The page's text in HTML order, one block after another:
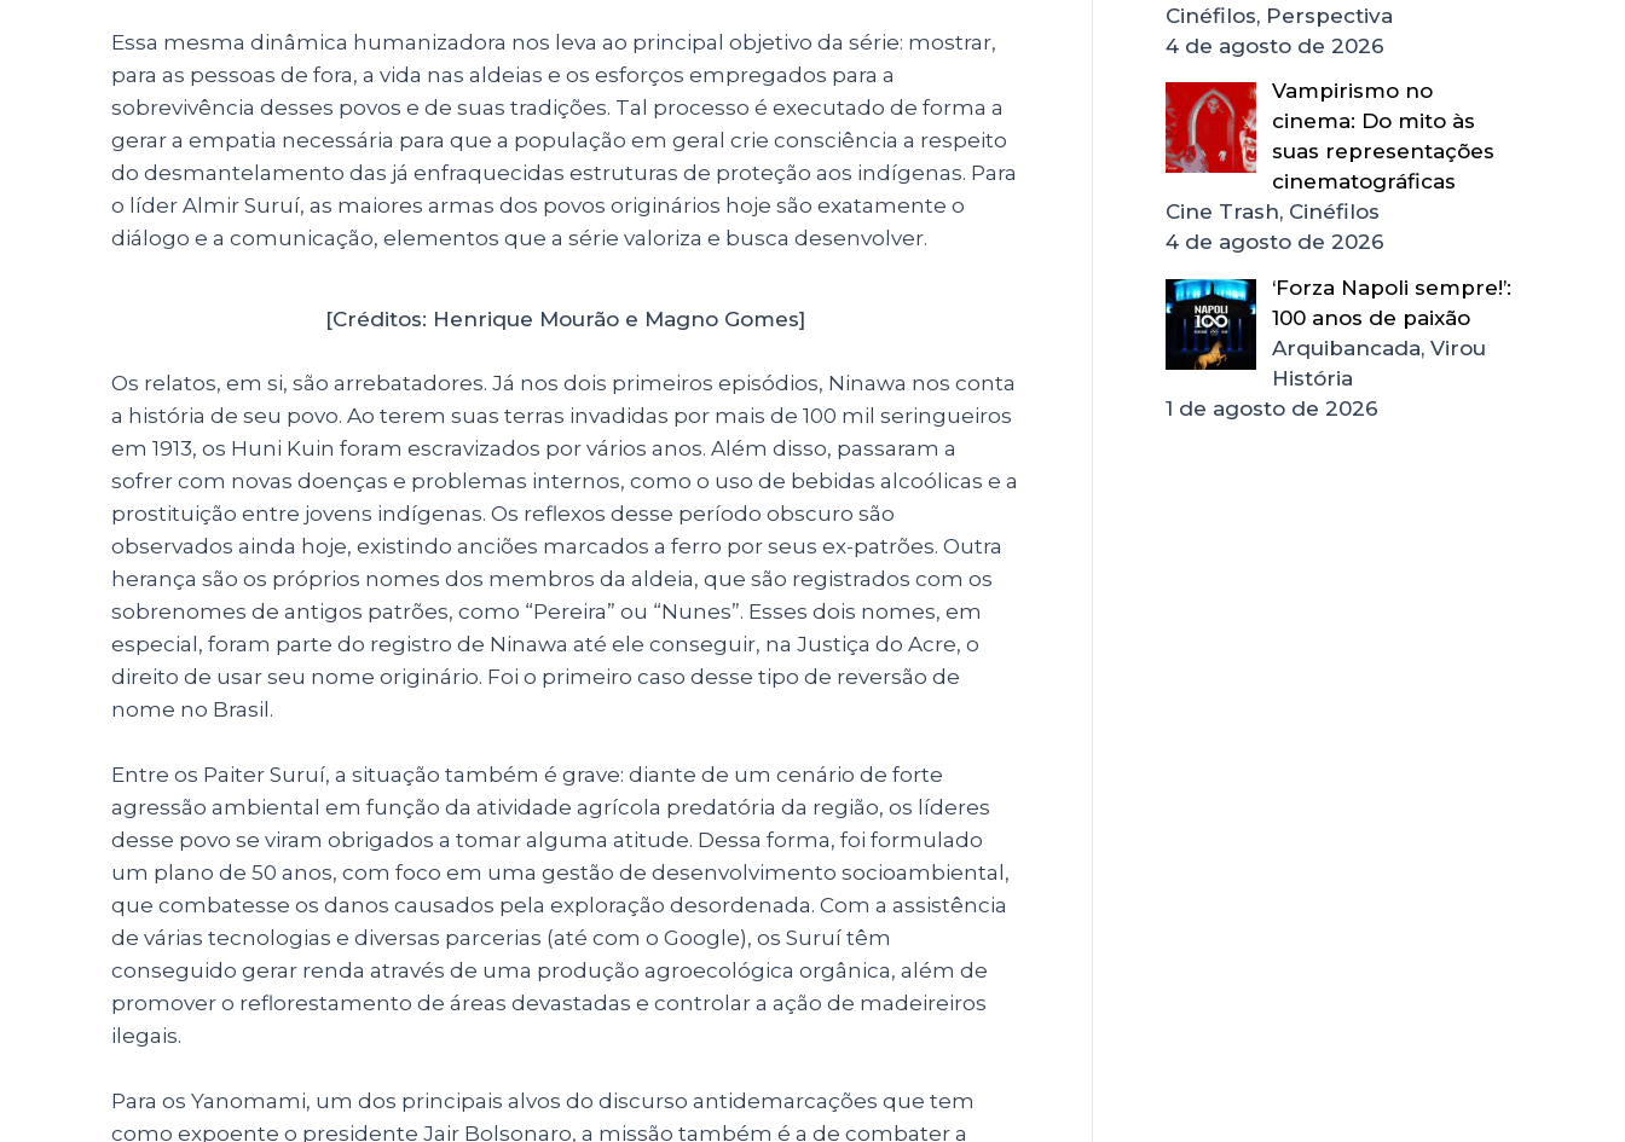
Essa mesma dinâmica humanizadora nos leva ao principal objetivo da série: mostrar,
para as pessoas de fora, a vida nas aldeias e os esforços empregados para a
sobrevivência desses povos e de suas tradições. Tal processo é executado de forma a
gerar a empatia necessária para que a população em geral crie consciência a respeito
do desmantelamento das já enfraquecidas estruturas de proteção aos indígenas. Para
o líder Almir Suruí, as maiores armas dos povos originários hoje são exatamente o
diálogo e a comunicação, elementos que a série valoriza e busca desenvolver.
[Créditos: Henrique Mourão e Magno Gomes]
Os relatos, em si, são arrebatadores. Já nos dois primeiros episódios, Ninawa nos conta
a história de seu povo. Ao terem suas terras invadidas por mais de 100 mil seringueiros
em 1913, os Huni Kuin foram escravizados por vários anos. Além disso, passaram a
sofrer com novas doenças e problemas internos, como o uso de bebidas alcoólicas e a
prostituição entre jovens indígenas. Os reflexos desse período obscuro são
observados ainda hoje, existindo anciões marcados a ferro por seus ex-patrões. Outra
herança são os próprios nomes dos membros da aldeia, que são registrados com os
sobrenomes de antigos patrões, como “Pereira” ou “Nunes”. Esses dois nomes, em
especial, foram parte do registro de Ninawa até ele conseguir, na Justiça do Acre, o
direito de usar seu nome originário. Foi o primeiro caso desse tipo de reversão de
nome no Brasil.
Entre os Paiter Suruí, a situação também é grave: diante de um cenário de forte
agressão ambiental em função da atividade agrícola predatória da região, os líderes
desse povo se viram obrigados a tomar alguma atitude. Dessa forma, foi formulado
um plano de 50 anos, com foco em uma gestão de desenvolvimento socioambiental,
que combatesse os danos causados pela exploração desordenada. Com a assistência
de várias tecnologias e diversas parcerias (até com o Google), os Suruí têm
conseguido gerar renda através de uma produção agroecológica orgânica, além de
promover o reflorestamento de áreas devastadas e controlar a ação de madeireiros
ilegais.
Para os Yanomami, um dos principais alvos do discurso antidemarcações que tem
como expoente o presidente Jair Bolsonaro, a missão também é a de combater a
Cinéfilos, Perspectiva
4 de agosto de 2026
Vampirismo no
cinema: Do mito às
suas representações
cinematográficas
Cine Trash, Cinéfilos
4 de agosto de 2026
‘Forza Napoli sempre!’:
100 anos de paixão
Arquibancada, Virou
História
1 de agosto de 2026